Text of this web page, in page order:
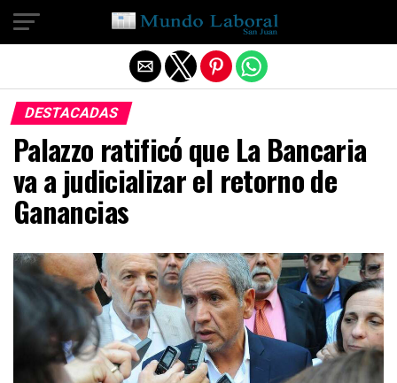
DESTACADAS
Palazzo ratificó que La Bancaria
va a judicializar el retorno de
Ganancias
Salir de la versión móvil